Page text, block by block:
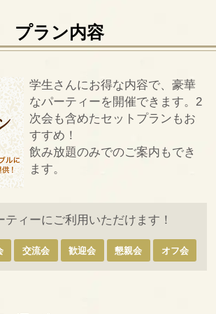
プラン内容
学生さんにお得な内容で、豪華
なパーティーを開催できます。2
次会も含めたセットプランもお
すすめ！
飲み放題のみでのご案内もでき
ます。
ティーにご利用いただけます！
交流会 歓迎会 懇親会 オフ会